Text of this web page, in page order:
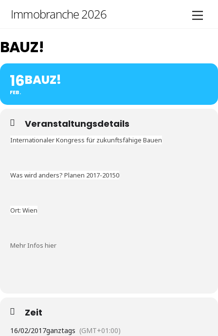
Immobranche 2026
BAUZ!
16
FEB.
BAUZ!
Veranstaltungsdetails
Internationaler Kongress für zukunftsfähige Bauen
Was wird anders? Planen 2017-20150
Ort: Wien
Mehr Infos hier
Zeit
16/02/2017ganztags (GMT+01:00)